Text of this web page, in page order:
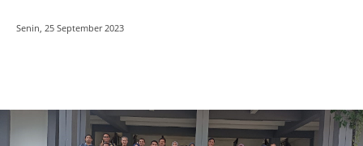
Senin, 25 September 2023